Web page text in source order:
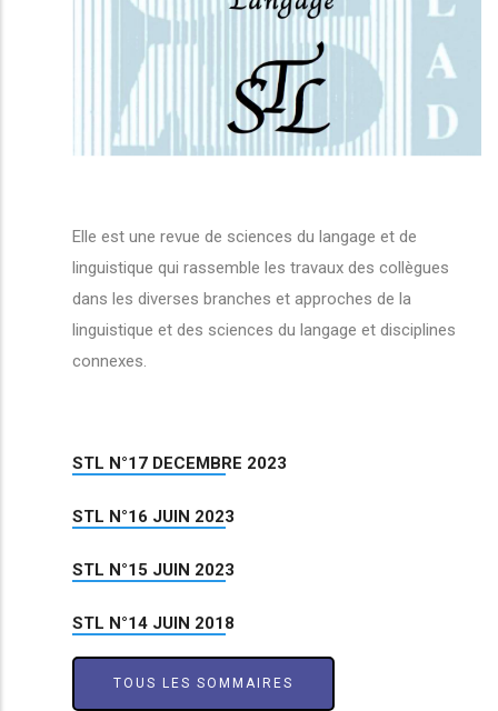
Elle est une revue de sciences du langage et de
linguistique qui rassemble les travaux des collègues
dans les diverses branches et approches de la
linguistique et des sciences du langage et disciplines
connexes.
STL N°17 DECEMBRE 2023
STL N°16 JUIN 2023
STL N°15 JUIN 2023
STL N°14 JUIN 2018
TOUS LES SOMMAIRES